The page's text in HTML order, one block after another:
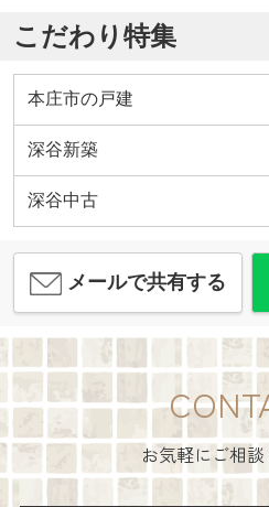
こだわり特集
本庄市の戸建
深谷新築
深谷中古
メールで共有する
お気軽にご相談